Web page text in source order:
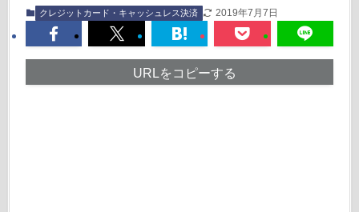
クレジットカード・キャッシュレス決済 2019年7月7日
URLをコピーする